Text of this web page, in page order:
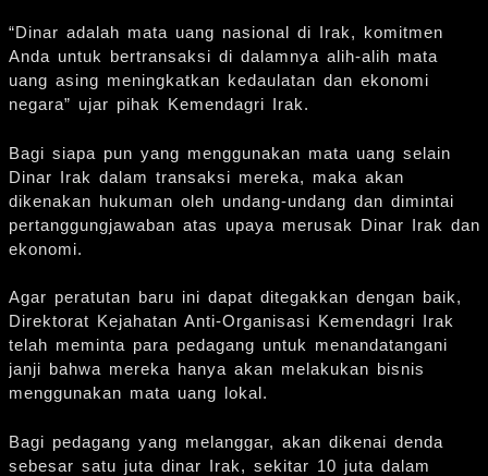
“Dinar adalah mata uang nasional di Irak, komitmen
Anda untuk bertransaksi di dalamnya alih-alih mata
uang asing meningkatkan kedaulatan dan ekonomi
negara” ujar pihak Kemendagri Irak.
Bagi siapa pun yang menggunakan mata uang selain
Dinar Irak dalam transaksi mereka, maka akan
dikenakan hukuman oleh undang-undang dan dimintai
pertanggungjawaban atas upaya merusak Dinar Irak dan
ekonomi.
Agar peratutan baru ini dapat ditegakkan dengan baik,
Direktorat Kejahatan Anti-Organisasi Kemendagri Irak
telah meminta para pedagang untuk menandatangani
janji bahwa mereka hanya akan melakukan bisnis
menggunakan mata uang lokal.
Bagi pedagang yang melanggar, akan dikenai denda
sebesar satu juta dinar Irak, sekitar 10 juta dalam